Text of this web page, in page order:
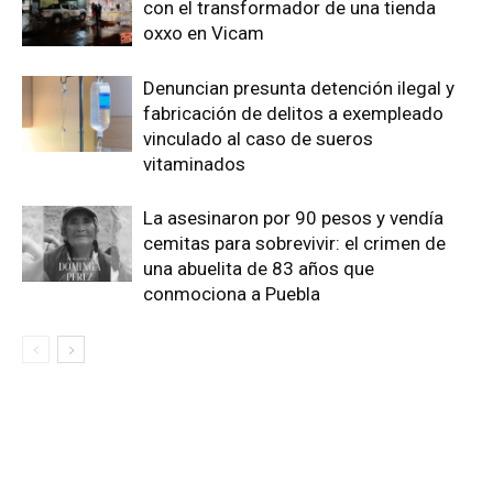
con el transformador de una tienda
oxxo en Vicam
Denuncian presunta detención ilegal y
fabricación de delitos a exempleado
vinculado al caso de sueros
vitaminados
La asesinaron por 90 pesos y vendía
cemitas para sobrevivir: el crimen de
una abuelita de 83 años que
conmociona a Puebla